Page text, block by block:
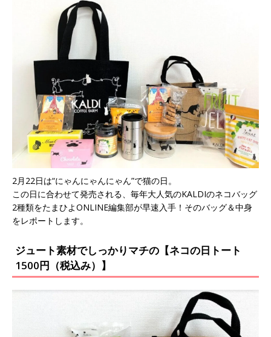
2月22日は“にゃんにゃんにゃん”で猫の日。
この日に合わせて発売される、毎年大人気のKALDIのネコバッグ
2種類をたまひよONLINE編集部が早速入手！そのバッグ＆中身
をレポートします。
ジュート素材でしっかりマチの【ネコの日トート
1500円（税込み）】